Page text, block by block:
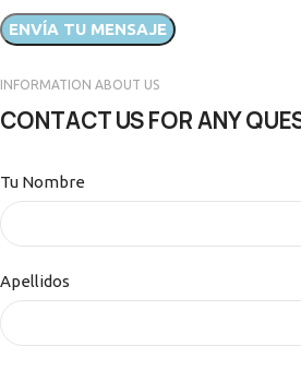
INFORMATION ABOUT US
CONTACT US FOR ANY
Tu Nombre
Apellidos